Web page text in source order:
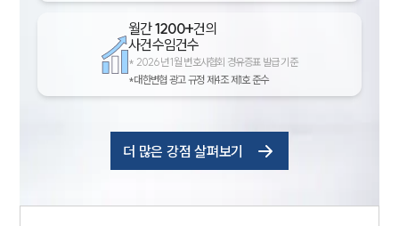
월간1200+건의
사건수임건수
* 2026년 1월 변호사협회 경유증표 발급 기준
*대한변협 광고 규정 제4조 제1호 준수
더 많은 강점 살펴보기